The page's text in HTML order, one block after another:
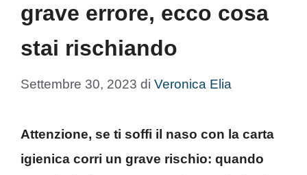
grave errore, ecco cosa
stai rischiando
Settembre 30, 2023 di Veronica Elia
Attenzione, se ti soffi il naso con la carta
igienica corri un grave rischio: quando